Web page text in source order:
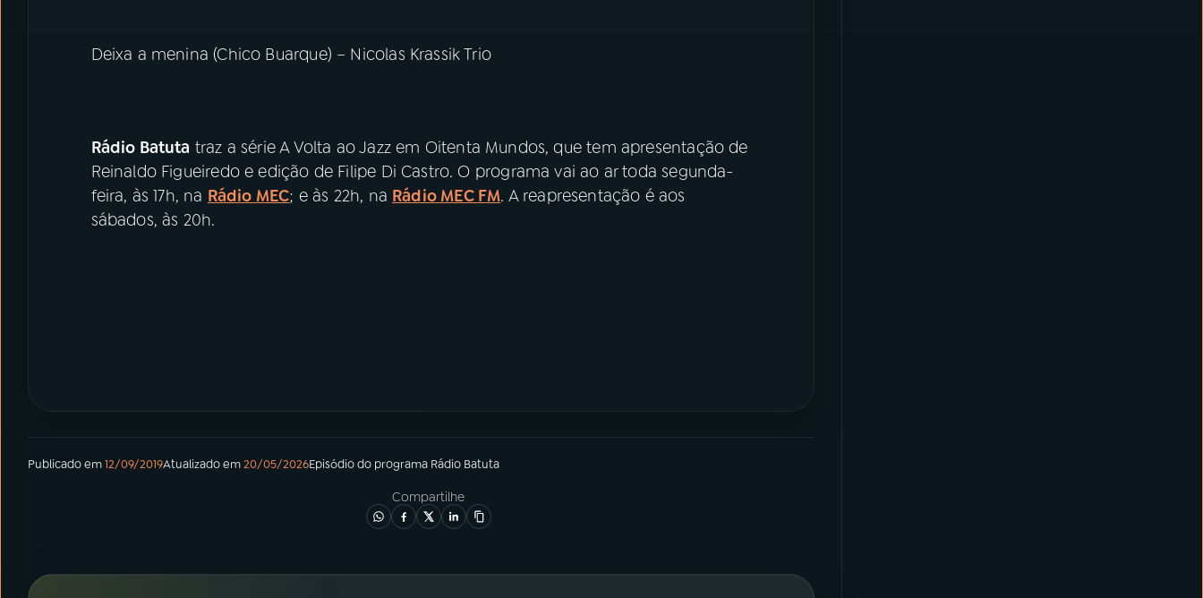
Deixa a menina (Chico Buarque) – Nicolas Krassik Trio
Rádio Batuta traz a série A Volta ao Jazz em Oitenta Mundos, que tem apresentação de
Reinaldo Figueiredo e edição de Filipe Di Castro. O programa vai ao ar toda segunda-
feira, às 17h, na Rádio MEC; e às 22h, na Rádio MEC FM. A reapresentação é aos
sábados, às 20h.
Publicado em12/09/2019Atualizado em20/05/2026Episódiodo programa Rádio Batuta
Compartilhe